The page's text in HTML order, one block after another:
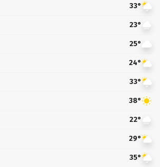
33°
23°
25°
24°
33°
38°
22°
29°
35°